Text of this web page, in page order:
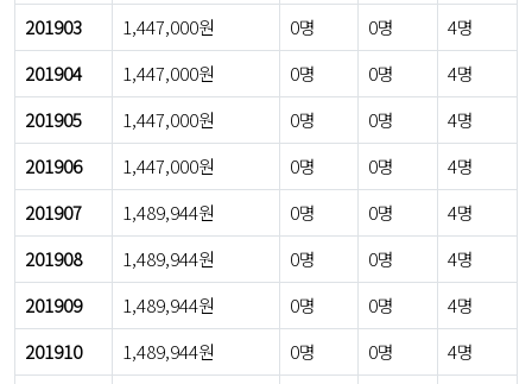
201903
1,447,000원 0명 0명
4명
201904
1,447,000원 0명 0명
4명
201905
1,447,000원 0명 0명
4명
201906
1,447,000원 0명 0명
4명
201907
1,489,944원 0명 0명
4명
201908
1,489,944원 0명 0명
4명
201909
1,489,944원 0명 0명
4명
201910
1,489,944원 0명 0명
4명